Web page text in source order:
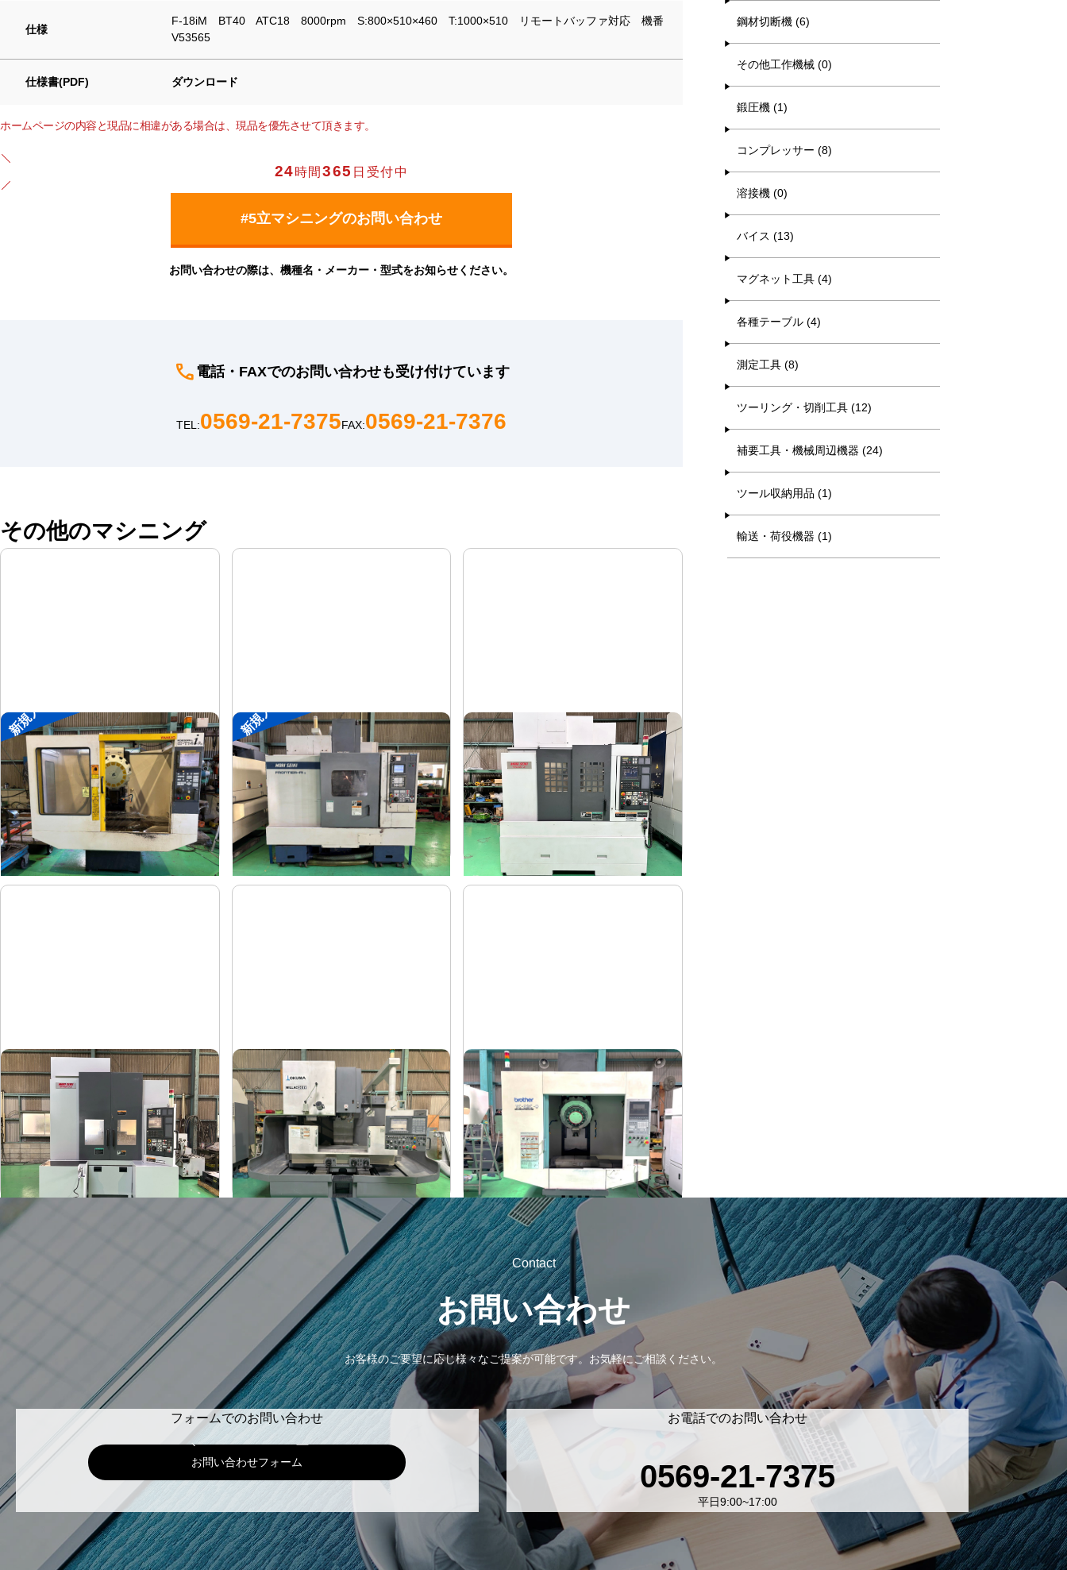
仕様
F-18iM BT40 ATC18 8000rpm S:800×510×460 T:1000×510 リモートバッファ対応 機番
V53565
仕様書(PDF) ダウンロード
ホームページの内容と現品に相違がある場合は、現品を優先させて頂きます。
24時間365 日受付中
お問い合わせの際は、機種名・メーカー・型式をお知らせください。
電話・FAXでのお問い合わせも受け付けています
TEL:0569-21-7375FAX:0569-21-7376
その他のマシニング
新規入荷
ドリリングセンター
メーカー ファナック
形 α-T14iAL
年 1999
新規入荷
#4立マシニング
メーカー 森精機
形 FRONTIER-MⅡ/40
年
#5立マシニング
メーカー 森精機
形 NV5000α1A/40
年 式2008
#4立マシニング
メーカー
形 NV4000DCG
2004
#5立マシニング
メーカー オークマ
形 式MILLAC-561V
年 式2006
タッピングセンター
メーカー ブラザー
形 式TC-S2C-O
年 2007
鋼材切断機 (6)
その他工作機械 (0)
鍛圧機 (1)
コンプレッサー (8)
溶接機 (0)
バイス (13)
マグネット工具 (4)
各種テーブル (4)
測定工具 (8)
ツーリング・切削工具 (12)
補要工具・機械周辺機器 (24)
ツール収納用品 (1)
輸送・荷役機器 (1)
Contact
お問い合わせ
お客様のご要望に応じ様々なご提案が可能です。 お気軽にご相談ください。
フォームでのお問い合わせ
お問い合わせフォーム
お電話でのお問い合わせ
0569-21-7375
平日9:00~17:00